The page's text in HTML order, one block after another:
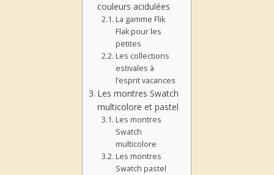
couleurs acidulées
La gamme Flik
Flak pour les
petites
Les collections
estivales à
l’esprit vacances
Les montres Swatch
multicolore et pastel
Les montres
Swatch
multicolore
Les montres
Swatch pastel